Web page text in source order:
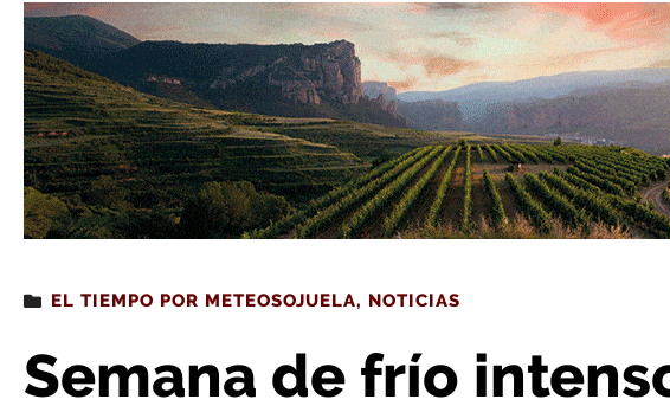
Estás leyendo: Semana de frío intenso, nieve y lluvias
EL TIEMPO POR METEOSOJUELA, NOTICIAS
Semana de frío